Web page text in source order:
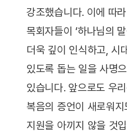
강조했습니다. 이에 따
목회자들이 ‘하나님의
더욱 깊이 인식하고, 시
있도록 돕는 일을 사명
있습니다. 앞으로도 우
복음의 증언이 새로워
지원을 아끼지 않을 것